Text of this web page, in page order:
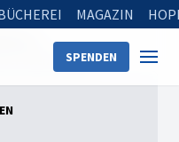
MAGAZIN
SPENDEN
allen Kriegen
D